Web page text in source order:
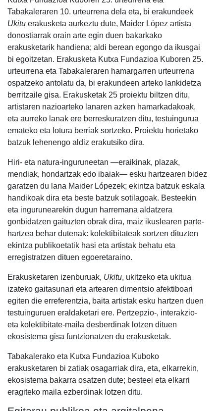
Tabakaleraren 10. urteurrena dela eta, bi erakundeek
Ukitu erakusketa aurkeztu dute, Maider López artista
donostiarrak orain arte egin duen bakarkako
erakusketarik handiena; aldi berean egongo da ikusgai
bi egoitzetan. Erakusketa Kutxa Fundazioa Kuboren 25.
urteurrena eta Tabakaleraren hamargarren urteurrena
ospatzeko antolatu da, bi erakundeen arteko lankidetza
berritzaile gisa. Erakusketak 25 proiektu biltzen ditu,
artistaren nazioarteko lanaren azken hamarkadakoak,
eta aurreko lanak ere berreskuratzen ditu, testuingurua
emateko eta lotura berriak sortzeko. Proiektu horietako
batzuk lehenengo aldiz erakutsiko dira.
Hiri- eta natura-inguruneetan —eraikinak, plazak,
mendiak, hondartzak edo ibaiak— esku hartzearen bidez
garatzen du lana Maider Lópezek; ekintza batzuk eskala
handikoak dira eta beste batzuk sotilagoak. Besteekin
eta ingurunearekin dugun harremana aldatzera
gonbidatzen gaituzten obrak dira, maiz ikuslearen parte-
hartzea behar dutenak: kolektibitateak sortzen dituzten
ekintza publikoetatik hasi eta artistak behatu eta
erregistratzen dituen egoeretaraino.
Erakusketaren izenburuak, Ukitu, ukitzeko eta ukitua
izateko gaitasunari eta artearen dimentsio afektiboari
egiten die erreferentzia, baita artistak esku hartzen duen
testuinguruen eraldaketari ere. Pertzepzio-, interakzio-
eta kolektibitate-maila desberdinak lotzen dituen
ekosistema gisa funtzionatzen du erakusketak.
Tabakalerako eta Kutxa Fundazioa Kuboko
erakusketaren bi zatiak osagarriak dira, eta, elkarrekin,
ekosistema bakarra osatzen dute; besteei eta elkarri
eragiteko maila ezberdinak lotzen ditu.